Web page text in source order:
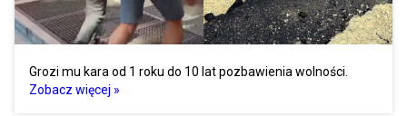
Grozi mu kara od 1 roku do 10 lat pozbawienia wolności.
Zobacz więcej »